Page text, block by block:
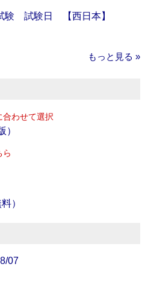
験 試験日 【西日本】
もっと見る »
合わせて選択
）
ら
）
07